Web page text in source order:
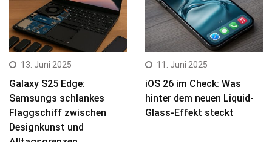
13. Juni 2025
Galaxy S25 Edge:
Samsungs schlankes
Flaggschiff zwischen
Designkunst und
11. Juni 2025
iOS 26 im Check: Was
hinter dem neuen Liquid-
Glass-Effekt steckt